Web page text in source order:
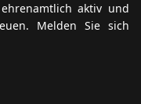
aktiv und
Melden Sie sich